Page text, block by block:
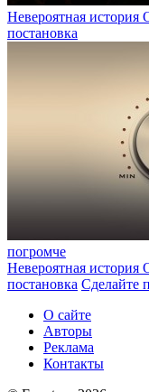
Невероятная история
постановка
погромче
Невероятная история
постановка Сделайте
О сайте
Авторы
Реклама
Контакты